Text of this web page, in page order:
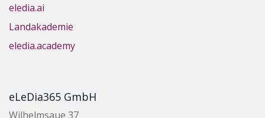
eledia.ai
Landakademie
eledia.academy
eLeDia365 GmbH
Wilhelmsaue 37